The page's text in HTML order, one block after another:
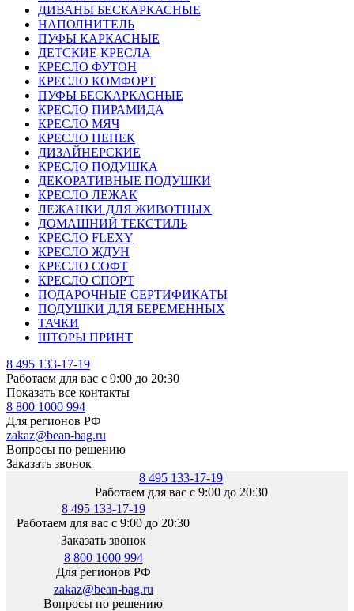
ДИВАНЫ БЕСКАРКАСНЫЕ
НАПОЛНИТЕЛЬ
ПУФЫ КАРКАСНЫЕ
ДЕТСКИЕ КРЕСЛА
КРЕСЛО ФУТОН
КРЕСЛО КОМФОРТ
ПУФЫ БЕСКАРКАСНЫЕ
КРЕСЛО ПИРАМИДА
КРЕСЛО МЯЧ
КРЕСЛО ПЕНЕК
ДИЗАЙНЕРСКИЕ
КРЕСЛО ПОДУШКА
ДЕКОРАТИВНЫЕ ПОДУШКИ
КРЕСЛО ЛЕЖАК
ЛЕЖАНКИ ДЛЯ ЖИВОТНЫХ
ДОМАШНИЙ ТЕКСТИЛЬ
КРЕСЛО FLEXY
КРЕСЛО ЖДУН
КРЕСЛО СОФТ
КРЕСЛО СПОРТ
ПОДАРОЧНЫЕ СЕРТИФИКАТЫ
ПОДУШКИ ДЛЯ БЕРЕМЕННЫХ
ТАЧКИ
ШТОРЫ ПРИНТ
8 495 133-17-19
Работаем для вас с 9:00 до 20:30
Показать все контакты
8 800 1000 994
Для регионов РФ
zakaz@bean-bag.ru
Вопросы по решению
Заказать звонок
8 495 133-17-19
Работаем для вас с 9:00 до 20:30
8 495 133-17-19
Работаем для вас с 9:00 до 20:30
Заказать звонок
8 800 1000 994
Для регионов РФ
zakaz@bean-bag.ru
Вопросы по решению